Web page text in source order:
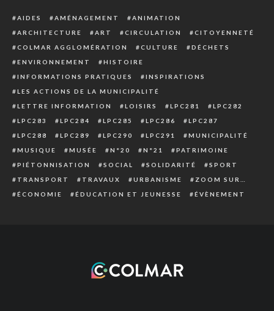
AIDES AMÉNAGEMENT
ANIMATION
ARCHITECTURE
ART CIRCULATION
CITOYENNETÉ
COLMAR AGGLOMÉRATION
CULTURE
DÉCHETS
ENVIRONNEMENT
HISTOIRE
INFORMATIONS PRATIQUES
INSPIRATIONS
LES ACTIONS DE LA MUNICIPALITÉ
LETTRE INFORMATION
LOISIRS LPC281
LPC282
LPC283
LPC284 LPC285 LPC286
LPC287
LPC288
LPC289 LPC290 LPC291
MUNICIPALITÉ
MUSIQUE
MUSÉE N°20 N°21
PATRIMOINE
PIÉTONNISATION
SOCIAL SOLIDARITÉ
SPORT
TRANSPORT
TRAVAUX URBANISME
ZOOM SUR…
ÉCONOMIE
ÉDUCATION ET JEUNESSE ÉVÈNEMENT